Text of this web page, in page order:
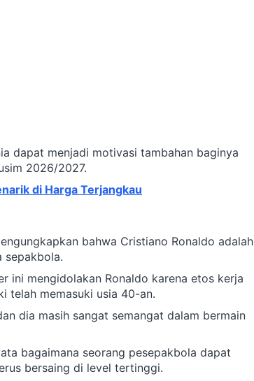
dapat menjadi motivasi tambahan baginya
2026/2027.
di Harga Terjangkau
bahwa Cristiano Ronaldo adalah
sepakbola.
ini mengidolakan Ronaldo karena etos kerja
telah memasuki usia 40-an.
dia masih sangat semangat dalam bermain
bagaimana seorang pesepakbola dapat
bersaing di level tertinggi.